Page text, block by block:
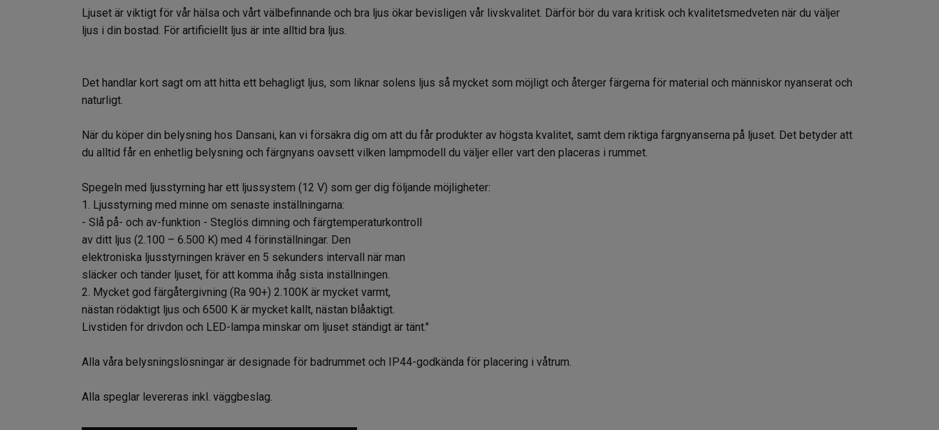
Ljuset är viktigt för vår hälsa och vårt välbefinnande och bra ljus ökar bevisligen vår livskvalitet. Därför bör du vara kritisk och kvalitetsmedveten när du väljer
ljus i din bostad. För artificiellt ljus är inte alltid bra ljus.
Det handlar kort sagt om att hitta ett behagligt ljus, som liknar solens ljus så mycket som möjligt och återger färgerna för material och människor nyanserat och
naturligt.
När du köper din belysning hos Dansani, kan vi försäkra dig om att du får produkter av högsta kvalitet, samt dem riktiga färgnyanserna på ljuset. Det betyder att
du alltid får en enhetlig belysning och färgnyans oavsett vilken lampmodell du väljer eller vart den placeras i rummet.
Spegeln med ljusstyrning har ett ljussystem (12 V) som ger dig följande möjligheter:
1. Ljusstyrning med minne om senaste inställningarna:
- Slå på- och av-funktion - Steglös dimning och färgtemperaturkontroll
av ditt ljus (2.100 – 6.500 K) med 4 förinställningar. Den
elektroniska ljusstyrningen kräver en 5 sekunders intervall när man
släcker och tänder ljuset, för att komma ihåg sista inställningen.
2. Mycket god färgåtergivning (Ra 90+) 2.100K är mycket varmt,
nästan rödaktigt ljus och 6500 K är mycket kallt, nästan blåaktigt.
Livstiden för drivdon och LED-lampa minskar om ljuset ständigt är tänt."
Alla våra belysningslösningar är designade för badrummet och IP44-godkända för placering i våtrum.
Alla speglar levereras inkl. väggbeslag.